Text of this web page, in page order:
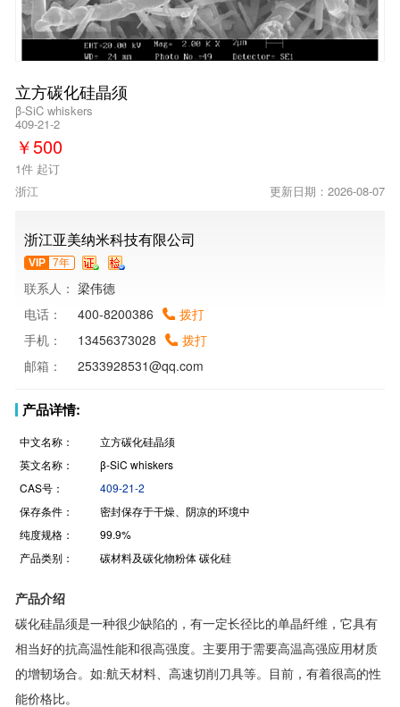
立方碳化硅晶须
β-SiC whiskers
409-21-2
￥500
1件 起订
浙江
更新日期：2026-08-07
浙江亚美纳米科技有限公司
VIP 7年
联系人： 梁伟德
电话：
400-8200386
拨打
手机：
13456373028
拨打
邮箱：
2533928531@qq.com
产品详情:
中文名称：
立方碳化硅晶须
英文名称：
β-SiC whiskers
CAS号：
409-21-2
保存条件：
密封保存于干燥、阴凉的环境中
纯度规格：
99.9%
产品类别：
碳材料及碳化物粉体 碳化硅
产品介绍
碳化硅晶须是一种很少缺陷的，有一定长径比的单晶纤维，它具有
相当好的抗高温性能和很高强度。主要用于需要高温高强应用材质
的增韧场合。如:航天材料、高速切削刀具等。目前，有着很高的性
能价格比。